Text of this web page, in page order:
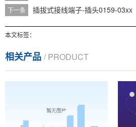
下一条 插拔式接线端子-插头0159-03xx
本文标签：
相关产品 / PRODUCT